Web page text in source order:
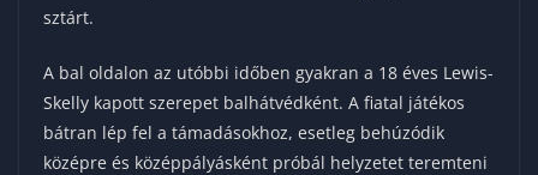
sztárt.
A bal oldalon az utóbbi időben gyakran a 18 éves Lewis-
Skelly kapott szerepet balhátvédként. A fiatal játékos
bátran lép fel a támadásokhoz, esetleg behúzódik
középre és középpályásként próbál helyzetet teremteni